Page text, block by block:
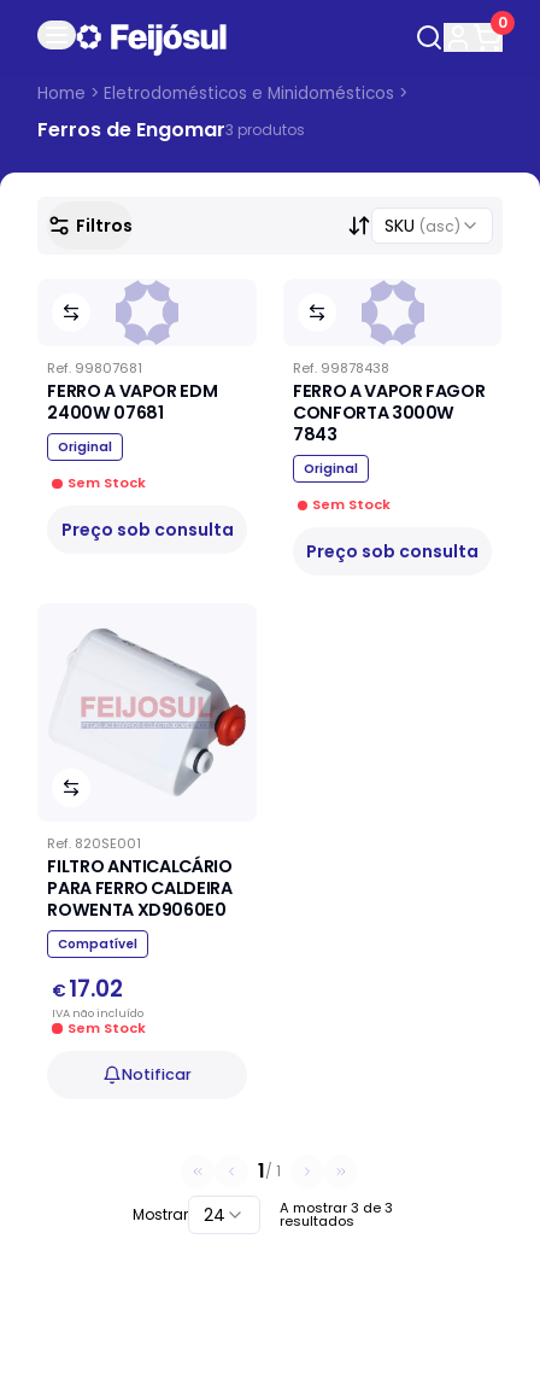
0
Home >Eletrodomésticos e Minidomésticos >
Ferros de Engomar3 produtos
Filtros SKU (asc)
Ref. 99807681
FERRO A VAPOR EDM
2400W 07681
Original
Sem Stock
Preço sob consulta
Ref. 99878438
FERRO A VAPOR FAGOR
CONFORTA 3000W
7843
Original
Sem Stock
Preço sob consulta
Ref. 820SE001
FILTRO ANTICALCÁRIO
PARA FERRO CALDEIRA
ROWENTA XD9060E0
Compatível
€ 17.02
IVA nãoincluído
Sem Stock
Notificar
A mostrar3 de3
resultados
1/1
Mostrar 24